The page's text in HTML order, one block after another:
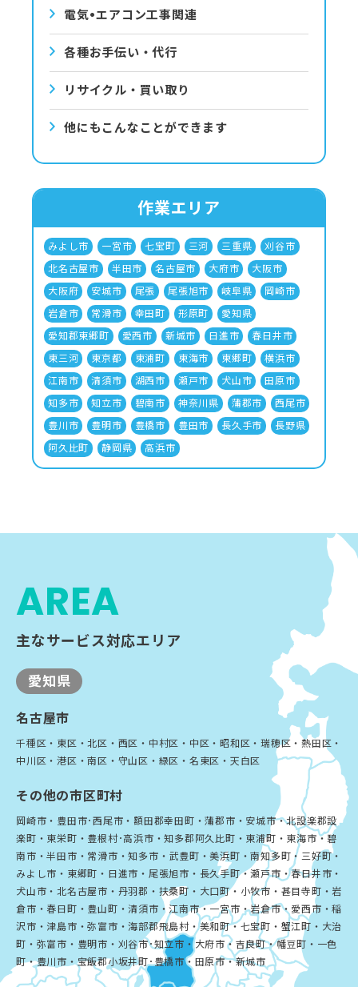
電気•エアコン⼯事関連
各種お手伝い・代行
リサイクル・買い取り
他にもこんなことができます
作業エリア
みよし市 一宮市 七宝町 三河 三重県
刈谷市
北名古屋市
半田市 名古屋市 大府市
大阪市
大阪府
安城市 尾張 尾張旭市 岐阜県
岡崎市
岩倉市
常滑市 幸田町 形原町
愛知県
愛知郡東郷町
愛西市 新城市 日進市
春日井市
東三河
東京都 東浦町 東海市 東郷町
横浜市
江南市
清須市 湖西市 瀬戸市 犬山市
田原市
知多市
知立市 碧南市 神奈川県 蒲郡市
西尾市
豊川市
豊明市 豊橋市 豊田市 長久手市
長野県
阿久比町
静岡県 高浜市
AREA
主なサービス対応エリア
愛知県
名古屋市
千種区・東区・北区・西区・中村区・中区・昭和区・瑞穂区・熱田区・
中川区・港区・南区・守山区・緑区・名東区・天白区
その他の市区町村
岡崎市・豊田市･西尾市・額田郡幸田町・蒲郡市・安城市・北設楽郡設
楽町・東栄町・豊根村･高浜市・知多郡阿久比町・東浦町・東海市・碧
南市・半田市・常滑市・知多市・武豊町・美浜町・南知多町・三好町・
みよし市・東郷町・日進市・尾張旭市・長久手町・瀬戸市・春日井市・
犬山市・北名古屋市・丹羽郡・扶桑町・大口町・小牧市・甚目寺町・岩
倉市・春日町・豊山町・清須市・江南市・一宮市・岩倉市・愛西市・稲
沢市・津島市・弥富市・海部郡飛島村・美和町・七宝町・蟹江町・大治
町・弥富市・豊明市・刈谷市･知立市・大府市・吉良町・幡豆町・一色
町・豊川市・宝飯郡小坂井町･豊橋市・田原市・新城市